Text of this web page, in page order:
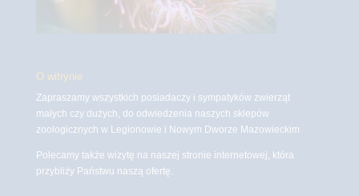
O witrynie
Zapraszamy wszystkich posiadaczy i sympatyków zwierząt
małych czy dużych, do odwiedzenia naszych sklepów
zoologicznych w Legionowie i Nowym Dworze Mazowieckim
Polecamy także wizytę na naszej stronie internetowej, która
przybliży Państwu naszą ofertę.